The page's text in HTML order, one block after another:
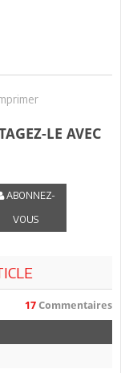
LE AVEC
ABONNEZ-
VOUS
17 Commentaires